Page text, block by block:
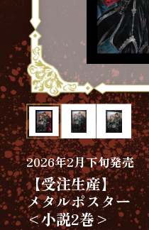
2026年2月下旬発売
【受注生産】
メタルポスター
<小説2巻>